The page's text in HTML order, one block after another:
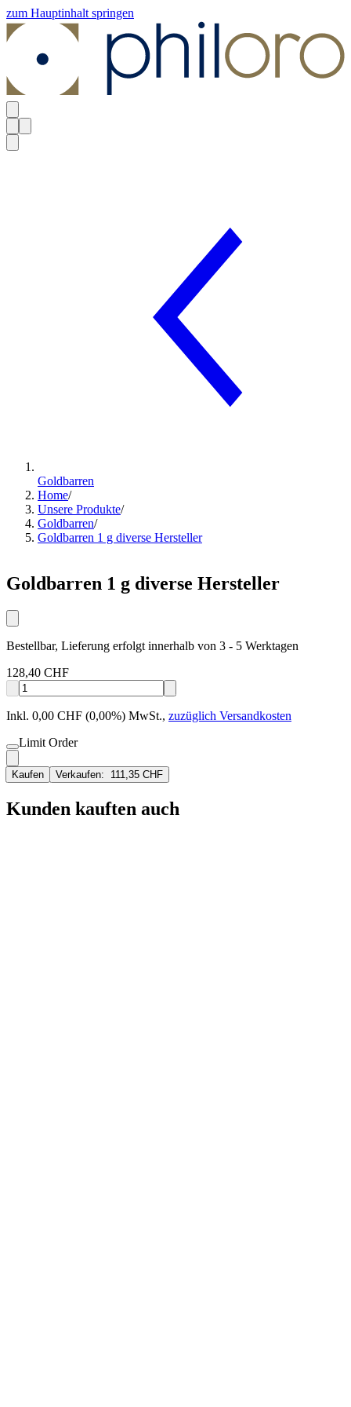
zum Hauptinhalt springen
Goldbarren
Home/
Unsere Produkte/
Goldbarren/
Goldbarren 1 g diverse Hersteller
Goldbarren 1 g diverse Hersteller
Bestellbar, Lieferung erfolgt innerhalb von 3 - 5 Werktagen
128,40 CHF
Inkl. 0,00 CHF (0,00%) MwSt., zuzüglich Versandkosten
Limit Order
Kaufen Verkaufen: 111,35 CHF
Kunden kauften auch